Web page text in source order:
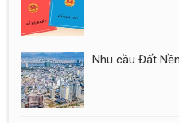
Nhu cầu Đất